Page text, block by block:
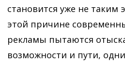
становится уже не
этой причине
рекламы пытаются
возможности и пути,